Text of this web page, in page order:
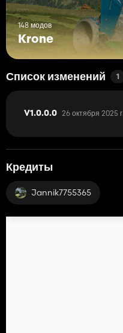
148 модов
Krone
Список изменений 1
V1.0.0.0 26 октября 2025 г.
Кредиты
Jannik7755365